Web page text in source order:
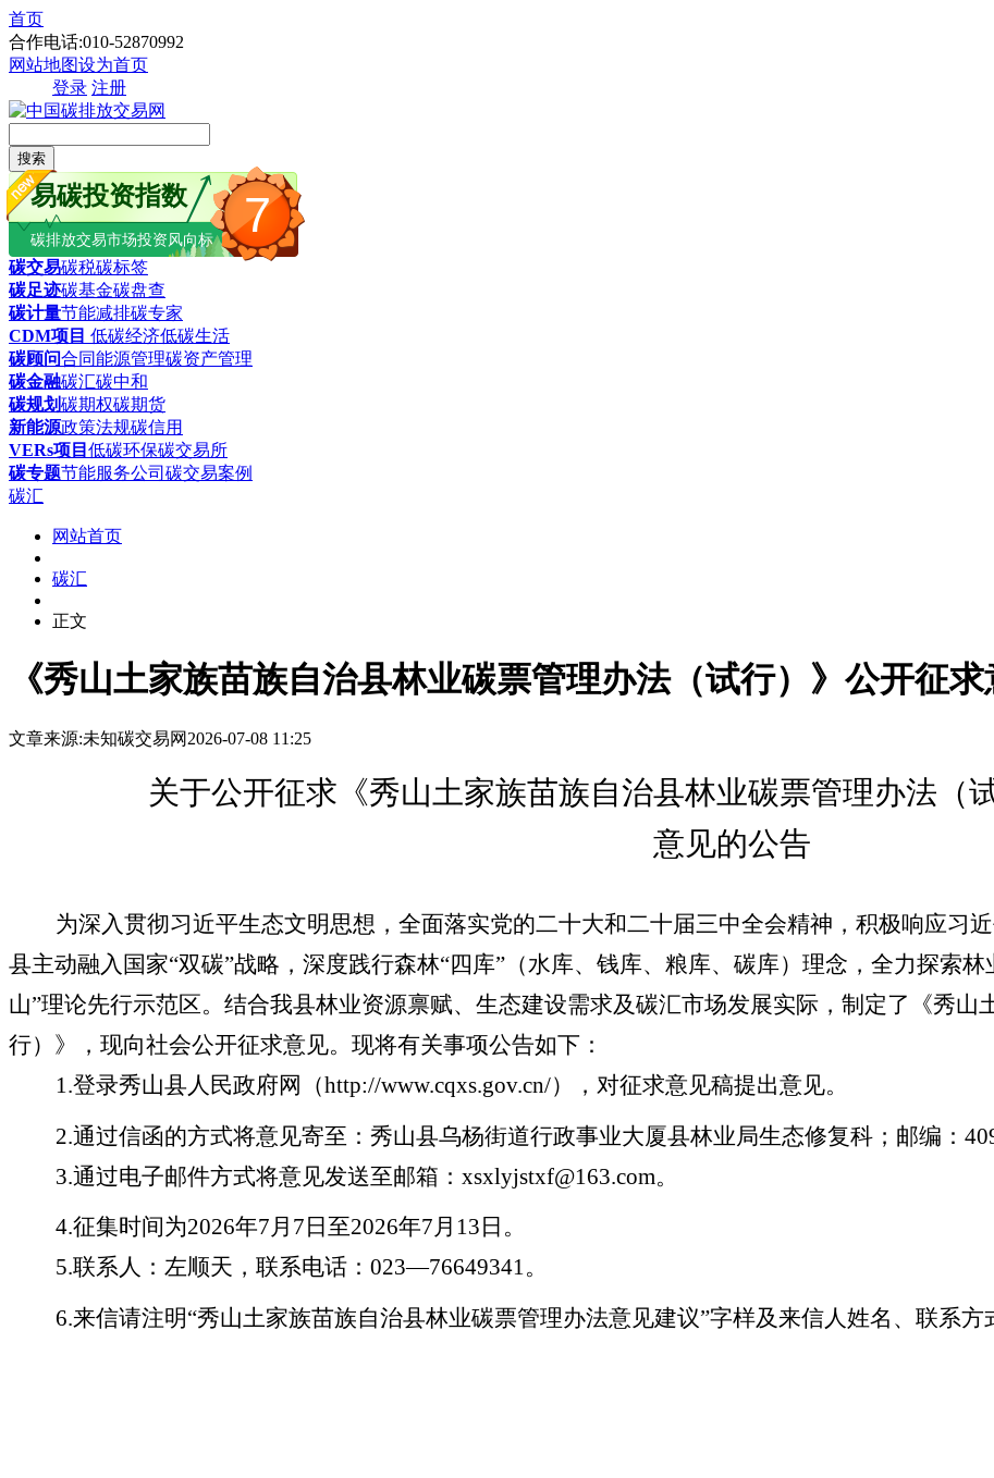
首页
合作电话:010-52870992
网站地图设为首页
登录 注册
搜索
7
易碳投资指数
碳排放交易市场投资风向标
碳交易碳税碳标签
碳足迹碳基金碳盘查
碳计量节能减排碳专家
CDM项目 低碳经济低碳生活
碳顾问合同能源管理碳资产管理
碳金融碳汇碳中和
碳规划碳期权碳期货
新能源政策法规碳信用
VERs项目 低碳环保碳交易所
碳专题节能服务公司 碳交易案例
碳汇
网站首页
碳汇
正文
《秀山土家族苗族自治县林业碳票管理办法（试行）》公开征求
文章来源:未知碳交易网 2026-07-08 11:25
关于公开征求《秀山土家族苗族自治县林业碳票管理办法（
意见的公告
为深入贯彻习近平生态文明思想，全面落实党的二十大和二十届三中全会精神，积极响应习
县主动融入国家“双碳”战略，深度践行森林“四库”（水库、钱库、粮库、碳库）理念，全力探索林
山”理论先行示范区。结合我县林业资源禀赋、生态建设需求及碳汇市场发展实际，制定了《秀山
行）》
， 现向社会公开征求意见。现将有关事项公告如下：
1.登录秀山县人民政府网（http://www.cqxs.gov.cn/），对征求意见稿提出意见。
2.通过信函的方式将意见寄至：秀山县乌杨街道行政事业大厦县林业局生态修复科；邮编：
3.通过电子邮件方式将意见发送至邮箱： xsxlyjstxf@163.com。
4.征集时间为2026年7月 7 日至2026年7月 13 日。
5.联系人：左顺天，联系电话： 023—76649341。
6.来信请注明“秀山土家族苗族自治县林业碳票管理办法意见建议”字样及来信人姓名、联系